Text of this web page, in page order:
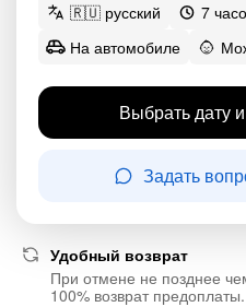
🇷🇺 русский 7
На автомобиле
Выбрать дату
Задать
Удобный возврат
При отмене не позднее
100% возврат предоплаты.